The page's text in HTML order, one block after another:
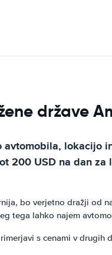
države
lokacijo
USD na dan
bo verjetno dražji od
tega lahko najem
s cenami v